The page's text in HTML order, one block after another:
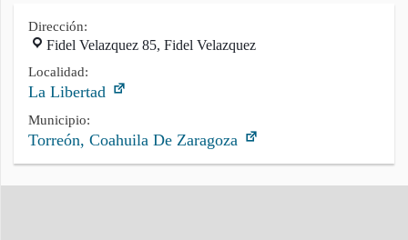
Buscar
Contacto
Dirección:
Fidel Velazquez 85, Fidel Velazquez
Localidad:
La Libertad
Municipio:
Torreón, Coahuila De Zaragoza